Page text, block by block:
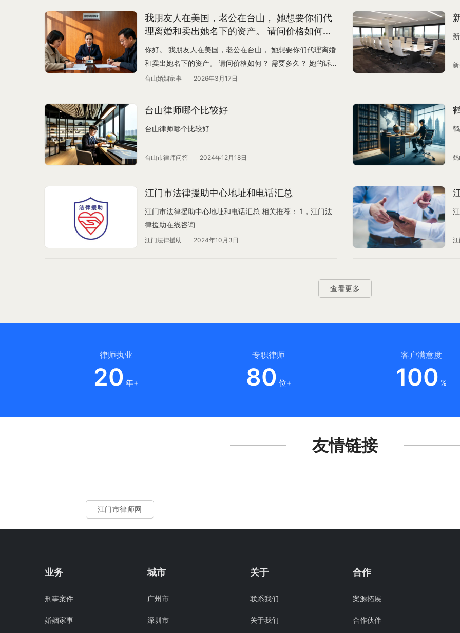
我朋友人在美国，老公在台山， 她想要你们代
理离婚和卖出她名下的资产。 请问价格如何？
需要多久？
你好。 我朋友人在美国，老公在台山， 她想要你们代理离婚
和卖出她名下的资产。 请问价格如何？ 需要多久？ 她的诉
求是不用回国和男方见面。 原因是情感破例， 长期精神打
台山婚姻家事 2026年3月17日
台山律师哪个比较好
台山律师哪个比较好
台山市律师问答 2024年12月18日
江门市法律援助中心地址和电话汇总
江门市法律援助中心地址和电话汇总 相关推荐： 1，江门法
律援助在线咨询
江门法律援助 2024年10月3日
查看更多
律师执业
20 年+
专职律师
80 位+
客户满意度
100 %
友情链接
江门市律师网
业务
刑事案件
婚姻家事
城市
广州市
深圳市
关于
联系我们
关于我们
合作
案源拓展
合作伙伴